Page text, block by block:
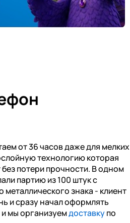
от 36 часов даже для мелких
технологию которая
потери прочности. В одном
партию из 100 штук с
металлического знака - клиент
и сразу начал оформлять
мы организуемдоставкупо